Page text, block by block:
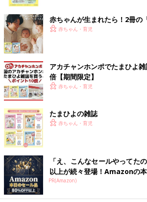
出典：Instagramアカウント「a.m.r_mama」
yuさんは、しまむらブランド「LITTC（リト
とボトムスをまとめ買い！オンライン予約
で、サイズ違いで買ったんだとか。ディズニ
なアイテムで夏らしいですよね！
姉妹でお揃いに！高見えTシャツコ
赤ちゃんが生まれたら！2冊の
赤ちゃん・育児
アカチャンホンポでたまひよ
倍【期間限定】
赤ちゃん・育児
たまひよの雑誌
赤ちゃん・育児
「え、こんなセールやってた
以上が続々登場！Amazonの
PR(Amazon)